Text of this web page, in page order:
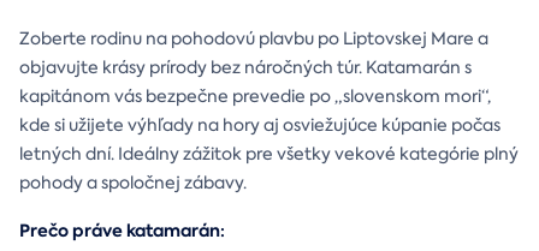
Zoberte rodinu na pohodovú plavbu po Liptovskej Mare a
objavujte krásy prírody bez náročných túr. Katamarán s
kapitánom vás bezpečne prevedie po „slovenskom mori“,
kde si užijete výhľady na hory aj osviežujúce kúpanie počas
letných dní. Ideálny zážitok pre všetky vekové kategórie plný
pohody a spoločnej zábavy.
Prečo práve katamarán: